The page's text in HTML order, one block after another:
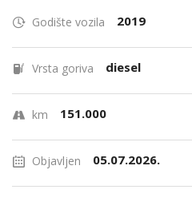
Godište vozila 2019
Vrsta goriva diesel
km 151.000
Objavljen 05.07.2026.